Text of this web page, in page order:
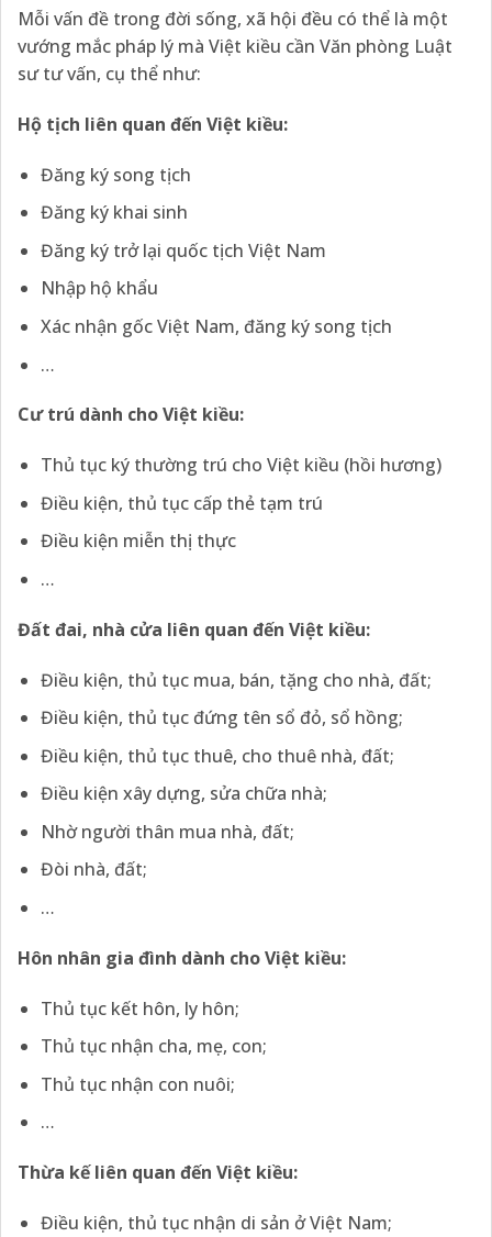
Mỗi vấn đề trong đời sống, xã hội đều có thể là một
vướng mắc pháp lý mà Việt kiều cần Văn phòng Luật
sư tư vấn, cụ thể như:
Hộ tịch liên quan đến Việt kiều:
Đăng ký song tịch
Đăng ký khai sinh
Đăng ký trở lại quốc tịch Việt Nam
Nhập hộ khẩu
Xác nhận gốc Việt Nam, đăng ký song tịch
…
Cư trú dành cho Việt kiều:
Thủ tục ký thường trú cho Việt kiều (hồi hương)
Điều kiện, thủ tục cấp thẻ tạm trú
Điều kiện miễn thị thực
…
Đất đai, nhà cửa liên quan đến Việt kiều:
Điều kiện, thủ tục mua, bán, tặng cho nhà, đất;
Điều kiện, thủ tục đứng tên sổ đỏ, sổ hồng;
Điều kiện, thủ tục thuê, cho thuê nhà, đất;
Điều kiện xây dựng, sửa chữa nhà;
Nhờ người thân mua nhà, đất;
Đòi nhà, đất;
…
Hôn nhân gia đình dành cho Việt kiều:
Thủ tục kết hôn, ly hôn;
Thủ tục nhận cha, mẹ, con;
Thủ tục nhận con nuôi;
…
Thừa kế liên quan đến Việt kiều:
Điều kiện, thủ tục nhận di sản ở Việt Nam;